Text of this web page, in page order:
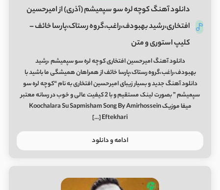
دانلود آهنگ کوچه لره سو سپمیشم (آذری) از امیرحسین
افتخاری،رشید بهبودف،راغب،گروه رستاک،پارسا خائف –
کلیپ استوری و متن
دانلود آهنگ امیرحسین افتخاری کوچه لره سو سپمیشم ،رشید
بهبودف،راغب،گروه رستاک،پارسا خائف از همراهان همیشگی ما باشید با
دانلود آهنگ جدید و بسیار زیبای امیرحسین افتخاری به نام “کوچه لره سو
سپمیشم ” بصورت لینک مستقیم و با 2 کیفیت عالی و خوب در رسانه معتبر
میفا موزیک Koochalara Su Sapmisham Song By Amirhossein
Eftekhari […]
ادامه و دانلود